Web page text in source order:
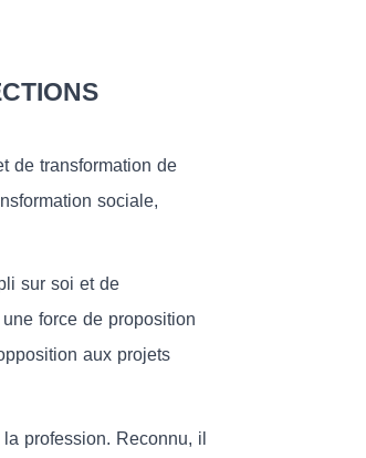
de transformation de
sociale,
sur soi et de
force de proposition
aux projets
profession. Reconnu, il